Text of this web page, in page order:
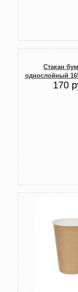
Стакан
однослойный
170